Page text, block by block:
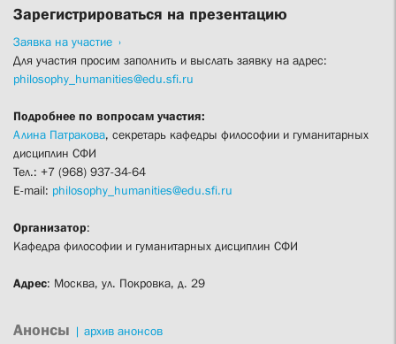
Зарегистрироваться на презентацию
Заявка на участие
Для участия просим заполнить и выслать заявку на адрес:
philosophy_humanities@edu.sfi.ru
Подробнее по вопросам участия:
Алина Патракова, секретарь кафедры философии и гуманитарных
дисциплин СФИ
Тел.: +7 (968) 937-34-64
E-mail: philosophy_humanities@edu.sfi.ru
Организатор:
Кафедра философии и гуманитарных дисциплин СФИ
Адрес: Москва, ул. Покровка, д. 29
Анонсы | архив анонсов